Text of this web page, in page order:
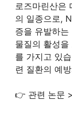
로즈마린산은
의 일종으로,
증을 유발하
물질의 활성
를 가지고 있
련 질환의 예
👉 관련 논문